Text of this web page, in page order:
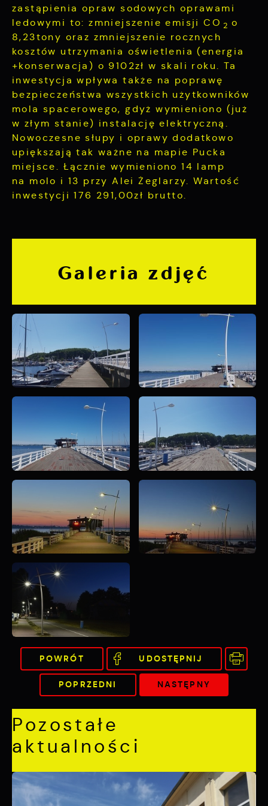
zastąpienia opraw sodowych oprawami
ledowymi to: zmniejszenie emisji CO 2 o
8,23tony oraz zmniejszenie rocznych
kosztów utrzymania oświetlenia (energia
+konserwacja) o 9102zł w skali roku. Ta
inwestycja wpływa także na poprawę
bezpieczeństwa wszystkich użytkowników
mola spacerowego, gdyż wymieniono (już
w złym stanie) instalację elektryczną.
Nowoczesne słupy i oprawy dodatkowo
upiększają tak ważne na mapie Pucka
miejsce. Łącznie wymieniono 14 lamp
na molo i 13 przy Alei Żeglarzy. Wartość
inwestycji 176 291,00zł brutto.
Galeria zdjęć
POWRÓT UDOSTĘPNIJ
POPRZEDNI NASTĘPNY
Pozostałe
aktualności
są przetwarzane w formie zanonimizowanej.
Wyrażenie zgody na analityczne pliki cookies
gwarantuje dostępność wszystkich
funkcjonalności.
aktualności na stronach naszych partnerów.
Promocyjne pliki cookies służą do
prezentowania Ci naszych komunikatów na
podstawie analizy Twoich upodobań oraz
Twoich zwyczajów dotyczących przeglądanej
witryny internetowej. Treści promocyjne mogą
pojawić się na stronach podmiotów trzecich
lub firm będących naszymi partnerami oraz
innych dostawców usług. Firmy te działają w
charakterze pośredników prezentujących nasze
treści w postaci wiadomości, ofert,
komunikatów mediów społecznościowych.
Więcej